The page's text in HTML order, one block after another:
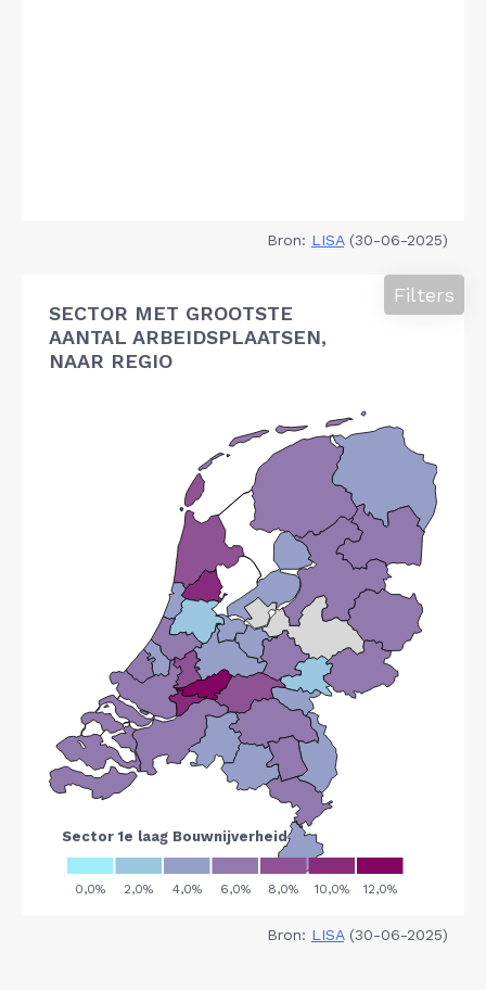
Bron: LISA(30-06-2025)
SECTOR MET GROOTSTE
AANTAL ARBEIDSPLAATSEN,
NAAR REGIO
Filters
Bron: LISA(30-06-2025)